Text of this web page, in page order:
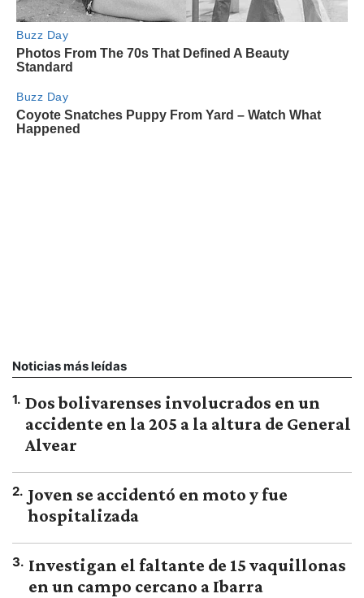
Noticias más leídas
1. Dos bolivarenses involucrados en un
accidente en la 205 a la altura de General
Alvear
2. Joven se accidentó en moto y fue
hospitalizada
3. Investigan el faltante de 15 vaquillonas
en un campo cercano a Ibarra